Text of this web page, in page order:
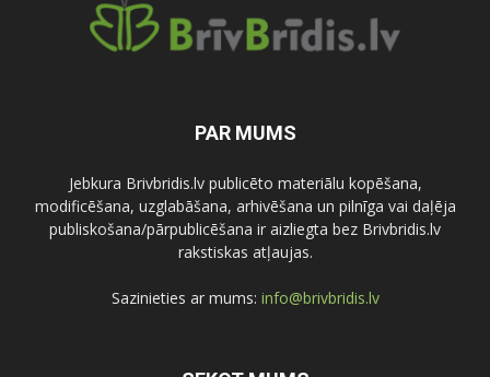
PAR MUMS
Jebkura Brivbridis.lv publicēto materiālu kopēšana,
modificēšana, uzglabāšana, arhivēšana un pilnīga vai daļēja
publiskošana/pārpublicēšana ir aizliegta bez Brivbridis.lv
rakstiskas atļaujas.
Sazinieties ar mums: info@brivbridis.lv